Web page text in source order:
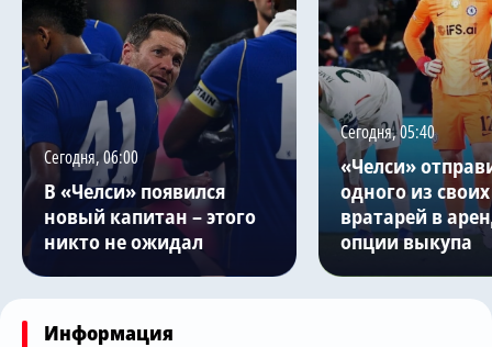
Сегодня, 06:00
В «Челси» появился
новый капитан – этого
никто не ожидал
Сегодня, 05:40
«Челси»
одного из своих
вратарей в
опции выкупа
Информация